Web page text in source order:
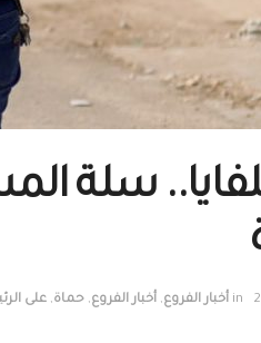
سلة
in أخبار الفروع, أخبار الفروع, حماة, على